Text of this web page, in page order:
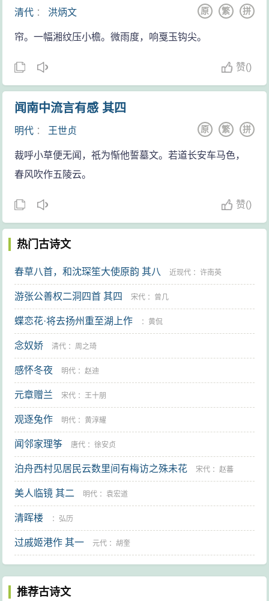
清代 ： 洪炳文 拼
繁
原
帘。一幅湘纹压小檐。微雨度，响戛玉钩尖。
赞()
闻南中流言有感 其四
明代 ： 王世贞 拼
繁
原
裁呼小草便无闻，祇为惭他誓墓文。若道长安车马色，
春风吹作五陵云。
赞()
热门古诗文
春草八首，和沈琛笙大使原韵 其八 近现代 ：许南英
游张公善权二洞四首 其四 宋代 ： 曾几
蝶恋花·将去扬州重至湖上作 ：黄侃
念奴娇 清代 ： 周之琦
感怀冬夜 明代 ：赵迪
元章赠兰 宋代 ：王十朋
观逐兔作 明代 ：黄淳耀
闻邻家理筝 唐代 ：徐安贞
泊舟西村见居民云数里间有梅访之殊未花 宋代 ：赵蕃
美人临镜 其二 明代 ：袁宏道
清晖楼 ： 弘历
过戚姬港作 其一 元代 ：胡奎
推荐古诗文